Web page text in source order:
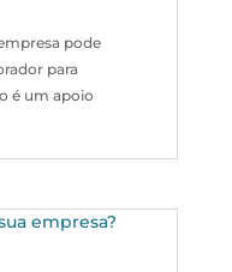
pode
para
é um apoio